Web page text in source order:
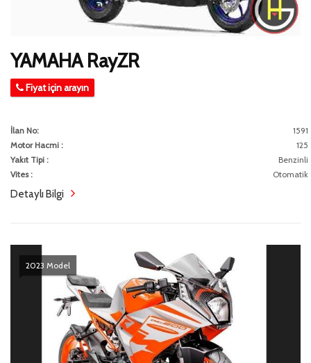
YAMAHA RayZR
Fiyat için arayın
İlan No:
1591
Motor Hacmi :
125
Yakıt Tipi :
Benzinli
Vites :
Otomatik
Detaylı Bilgi
2023 Model